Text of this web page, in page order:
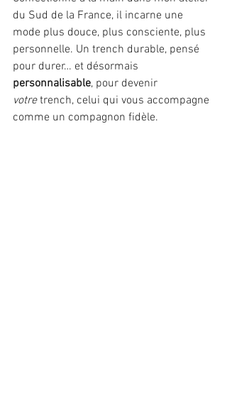
du Sud de la France, il incarne une
mode plus douce, plus consciente, plus
personnelle. Un trench durable, pensé
pour durer… et désormais
personnalisable, pour devenir
votre trench, celui qui vous accompagne
comme un compagnon fidèle.